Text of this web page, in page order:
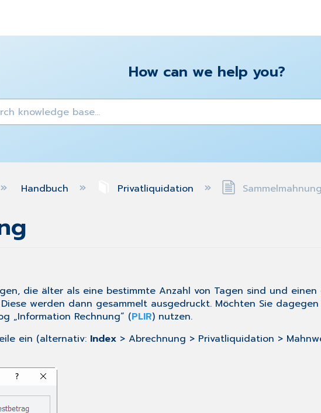
How can we help you?
hierarchy
Handbuch Privatliquidation Sammelmahnung
die älter als eine bestimmte Anzahl von Tagen sind und
werden dann gesammelt ausgedruckt. Möchten Sie
„Information Rechnung“ (PLIR) nutzen.
ein (alternativ: Index > Abrechnung > Privatliquidation >